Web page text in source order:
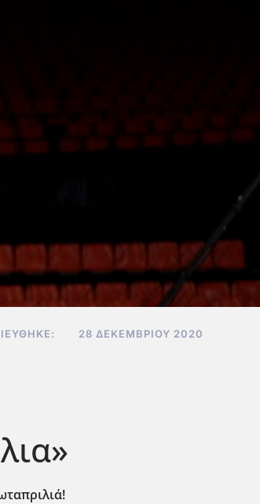
28 ΔΕΚΕΜΒΡΊΟΥ 2020